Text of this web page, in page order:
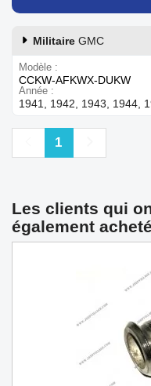
Militaire GMC
Modèle
CCKW-AFKWX-DUKW
Année
1941, 1942, 1943, 1944,
Précédent
1
Les clients qui
également